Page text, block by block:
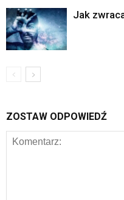
Jak
ZOSTAW ODPOWIEDŹ